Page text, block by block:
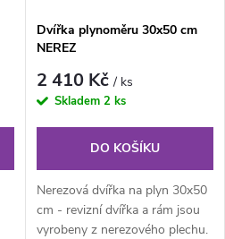
Dvířka plynoměru 30x50 cm
NEREZ
2 410 Kč/ ks
Skladem 2 ks
DO KOŠÍKU
Nerezová dvířka na plyn 30x50
cm - revizní dvířka a rám jsou
vyrobeny z nerezového plechu.